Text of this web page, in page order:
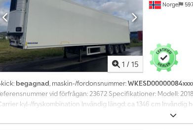
1 / 15
Norge
begagnad, maskin-/fordonsnummer:
vid förfrågan: 23672 Specifikationer: Modell:
kyl-/fryskombination Invändig längd: ca 1346 cm Invändig
131/131 cm Egenvikt: 10 770 kg Verktygsskåp
för Rema och är i gott skick. Carrier kyl-/fryskombination